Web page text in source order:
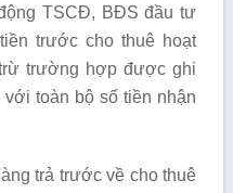
TSCĐ, BĐS đầu tư
trước cho thuê hoạt
trường hợp được ghi
toàn bộ số tiền nhận
trả tr­ước về cho thuê